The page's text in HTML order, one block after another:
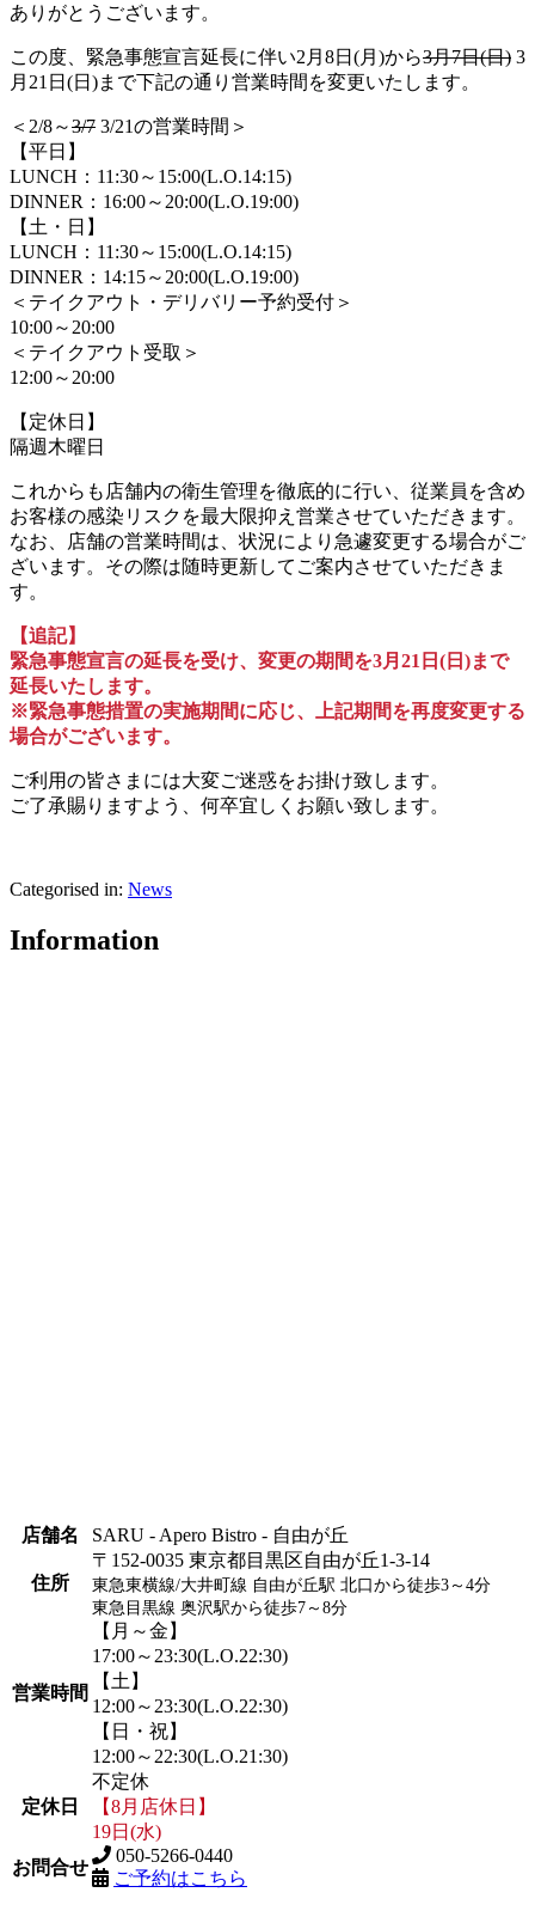
ありがとうございます。
この度、緊急事態宣言延長に伴い2月8日(月)から3月7日(日) 3
月21日(日)まで下記の通り営業時間を変更いたします。
＜2/8～3/7 3/21の営業時間＞
【平日】
LUNCH：11:30～15:00(L.O.14:15)
DINNER：16:00～20:00(L.O.19:00)
【土・日】
LUNCH：11:30～15:00(L.O.14:15)
DINNER：14:15～20:00(L.O.19:00)
＜テイクアウト・デリバリー予約受付＞
10:00～20:00
＜テイクアウト受取＞
12:00～20:00
【定休日】
隔週木曜日
これからも店舗内の衛生管理を徹底的に行い、従業員を含め
お客様の感染リスクを最大限抑え営業させていただきます。
なお、店舗の営業時間は、状況により急遽変更する場合がご
ざいます。その際は随時更新してご案内させていただきま
す。
【追記】
緊急事態宣言の延長を受け、変更の期間を3月21日(日)まで
延長いたします。
※緊急事態措置の実施期間に応じ、上記期間を再度変更する
場合がございます。
ご利用の皆さまには大変ご迷惑をお掛け致します。
ご了承賜りますよう、何卒宜しくお願い致します。
Categorised in: News
Information
店舗名 SARU - Apero Bistro - 自由が丘
住所
〒152-0035 東京都目黒区自由が丘1-3-14
東急東横線/大井町線 自由が丘駅 北口から徒歩3～4分
東急目黒線 奥沢駅から徒歩7～8分
営業時間
【月～金】
17:00～23:30(L.O.22:30)
【土】
12:00～23:30(L.O.22:30)
【日・祝】
12:00～22:30(L.O.21:30)
定休日
不定休
【8月店休日】
19日(水)
お問合せ
050-5266-0440
ご予約はこちら